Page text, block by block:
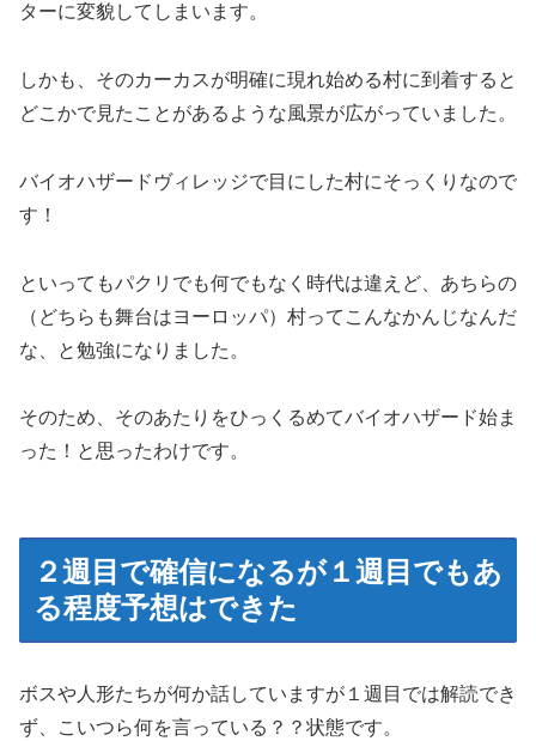
ターに変貌してしまいます。
しかも、そのカーカスが明確に現れ始める村に到着すると
どこかで見たことがあるような風景が広がっていました。
バイオハザードヴィレッジで目にした村にそっくりなので
す！
といってもパクリでも何でもなく時代は違えど、あちらの
（どちらも舞台はヨーロッパ）村ってこんなかんじなんだ
な、と勉強になりました。
そのため、そのあたりをひっくるめてバイオハザード始ま
った！と思ったわけです。
２週目で確信になるが１週目でもあ
る程度予想はできた
ボスや人形たちが何か話していますが１週目では解読でき
ず、こいつら何を言っている？？状態です。